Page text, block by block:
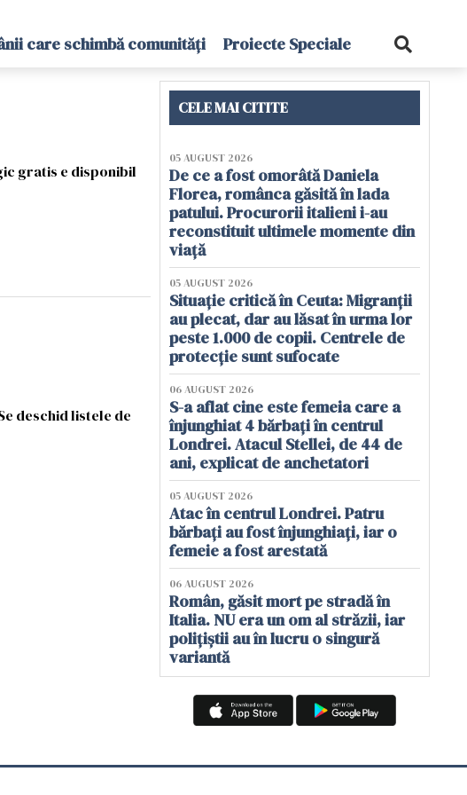
care schimbă comunități Proiecte Speciale
gratis e disponibil
deschid listele de
CELE MAI CITITE
05 AUGUST 2026
De ce a fost omorâtă Daniela
Florea, românca găsită în lada
patului. Procurorii italieni i-au
reconstituit ultimele momente din
viață
05 AUGUST 2026
Situație critică în Ceuta: Migranții
au plecat, dar au lăsat în urma lor
peste 1.000 de copii. Centrele de
protecție sunt sufocate
06 AUGUST 2026
S-a aflat cine este femeia care a
înjunghiat 4 bărbați în centrul
Londrei. Atacul Stellei, de 44 de
ani, explicat de anchetatori
05 AUGUST 2026
Atac în centrul Londrei. Patru
bărbați au fost înjunghiați, iar o
femeie a fost arestată
06 AUGUST 2026
Român, găsit mort pe stradă în
Italia. NU era un om al străzii, iar
polițiștii au în lucru o singură
variantă